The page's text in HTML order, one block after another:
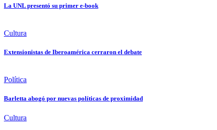
La UNL presentó su primer e-book
Cultura
Extensionistas de Iberoamérica cerraron el debate
Política
Barletta abogó por nuevas políticas de proximidad
Cultura